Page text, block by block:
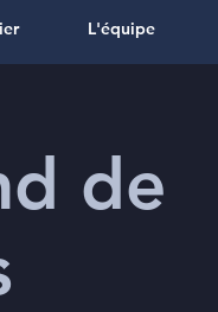
de
L'équipe